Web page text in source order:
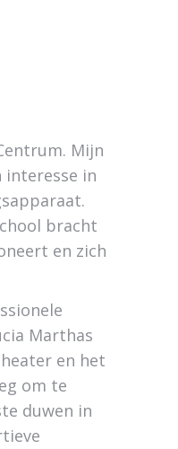
Mijn
in
bracht
en zich
Marthas
en het
om te
duwen in